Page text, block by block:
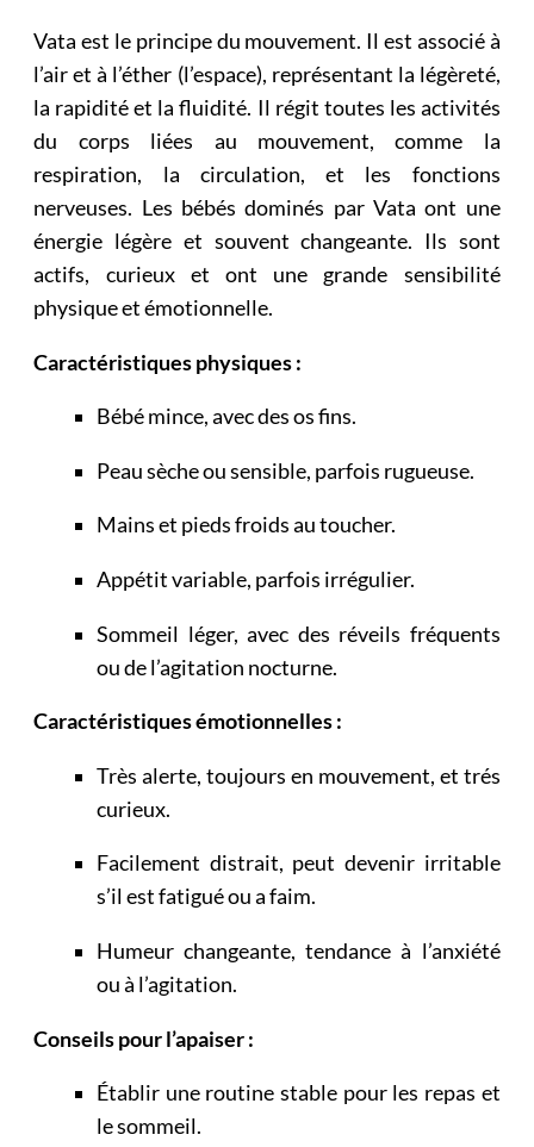
Vata est le principe du mouvement. Il est associé à
l’air et à l’éther (l’espace), représentant la légèreté,
la rapidité et la fluidité. Il régit toutes les activités
du corps liées au mouvement, comme la
respiration, la circulation, et les fonctions
nerveuses. Les bébés dominés par Vata ont une
énergie légère et souvent changeante. Ils sont
actifs, curieux et ont une grande sensibilité
physique et émotionnelle.
Caractéristiques physiques :
Bébé mince, avec des os fins.
Peau sèche ou sensible, parfois rugueuse.
Mains et pieds froids au toucher.
Appétit variable, parfois irrégulier.
Sommeil léger, avec des réveils fréquents
ou de l’agitation nocturne.
Caractéristiques émotionnelles :
Très alerte, toujours en mouvement, et trés
curieux.
Facilement distrait, peut devenir irritable
s’il est fatigué ou a faim.
Humeur changeante, tendance à l’anxiété
ou à l’agitation.
Conseils pour l’apaiser :
Établir une routine stable pour les repas et
le sommeil.